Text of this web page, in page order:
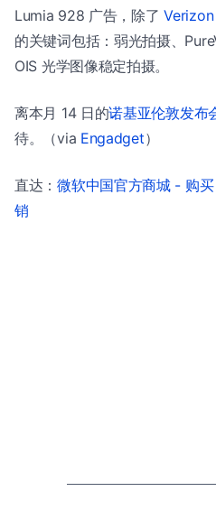
Lumia 928 广告，除了
的关键词包括：弱光拍摄、
OIS 光学图像稳定拍摄。
离本月 14 日的诺基亚伦敦发布
待。（via Engadget）
直达：微软中国官方商城 - 购
销